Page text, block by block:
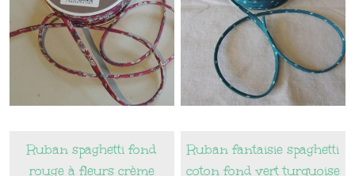
Ruban spaghetti fond
rouge à fleurs crème
Ruban fantaisie spaghetti
coton fond vert turquoise